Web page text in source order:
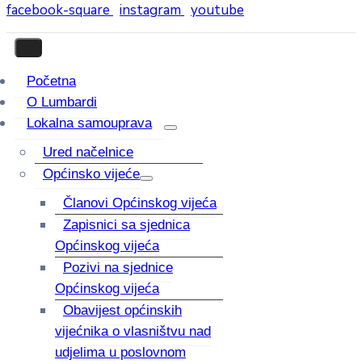
facebook-square instagram youtube
Početna
O Lumbardi
Lokalna samouprava
Ured načelnice
Općinsko vijeće
Članovi Općinskog vijeća
Zapisnici sa sjednica
Općinskog vijeća
Pozivi na sjednice
Općinskog vijeća
Obavijest općinskih
vijećnika o vlasništvu nad
udjelima u poslovnom